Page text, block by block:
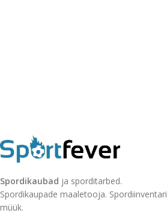
Spordikaubad ja sporditarbed.
Spordikaupade maaletooja. Spordiinventari
müük.